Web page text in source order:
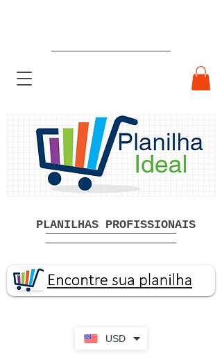
USD
Planilhas Profissionais prontas
Download grátis
PLANILHAS PROFISSIONAIS